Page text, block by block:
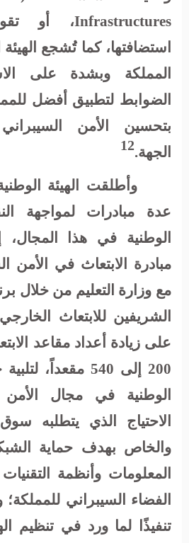
Infrastructures، أو
استضافتها، كما تُشجع
المملكة وبشدة على
الضوابط لتطبيق أفضل
بتحسين الأمن
الجهة.12
وأطلقت الهيئة
عدة مبادرات لمواجهة
الوطنية في هذا
مبادرة الابتعاث في الأمن
مع وزارة التعليم من خلال
الشريفين للابتعاث
على زيادة أعداد مقاعد
200 إلى 540
الوطنية في مجال الأمن
الاحتياج الذي يتطلبه
والخاص بهدف حماية
المعلومات وأنظمة
الفضاء السيبراني للمملكة؛
تنفيذًا لما ورد في تنظيم